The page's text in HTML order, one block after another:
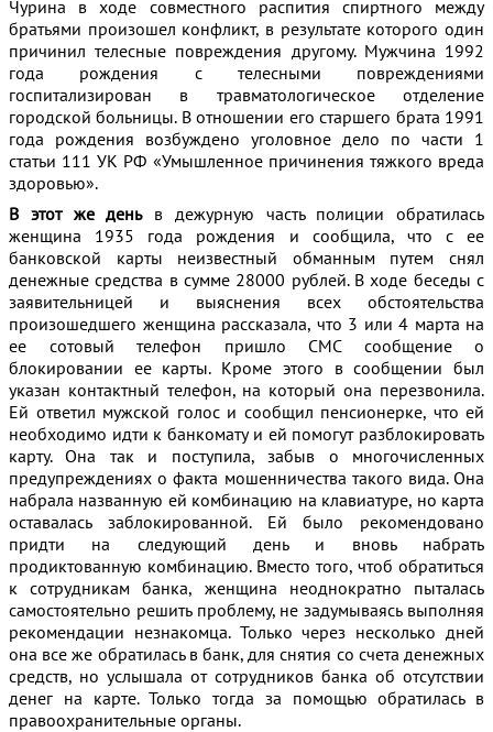
Чурина в ходе совместного распития спиртного между
братьями произошел конфликт, в результате которого один
причинил телесные повреждения другому. Мужчина 1992
года рождения с телесными повреждениями
госпитализирован в травматологическое отделение
городской больницы. В отношении его старшего брата 1991
года рождения возбуждено уголовное дело по части 1
статьи 111 УК РФ «Умышленное причинения тяжкого вреда
здоровью».
В этот же деньв дежурную часть полиции обратилась
женщина 1935 года рождения и сообщила, что с ее
банковской карты неизвестный обманным путем снял
денежные средства в сумме 28000 рублей. В ходе беседы с
заявительницей и выяснения всех обстоятельства
произошедшего женщина рассказала, что 3 или 4 марта на
ее сотовый телефон пришло СМС сообщение о
блокировании ее карты. Кроме этого в сообщении был
указан контактный телефон, на который она перезвонила.
Ей ответил мужской голос и сообщил пенсионерке, что ей
необходимо идти к банкомату и ей помогут разблокировать
карту. Она так и поступила, забыв о многочисленных
предупреждениях о факта мошенничества такого вида. Она
набрала названную ей комбинацию на клавиатуре, но карта
оставалась заблокированной. Ей было рекомендовано
придти на следующий день и вновь набрать
продиктованную комбинацию. Вместо того, чтоб обратиться
к сотрудникам банка, женщина неоднократно пыталась
самостоятельно решить проблему, не задумываясь выполняя
рекомендации незнакомца. Только через несколько дней
она все же обратилась в банк, для снятия со счета денежных
средств, но услышала от сотрудников банка об отсутствии
денег на карте. Только тогда за помощью обратилась в
правоохранительные органы.